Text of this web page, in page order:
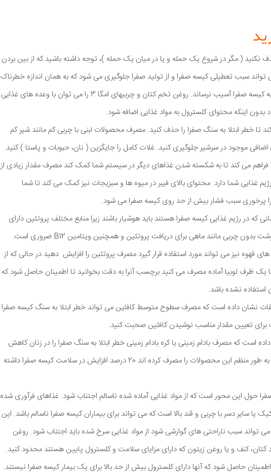
نکنید ( مگر در شروع یک حمله و یا در میان یک حمله )، توجه داشته باشید که از بین بردن
تواند سبب تعطیلی کیسه صفرا و از تولید صفرا جلوگیری می شود که به همان اندازه خطرناک
است لذا از چربی هایی استفاده کنید که به کیسه صفرا آسیب نرساند. روغن تخم کتان و چربیهای امگا 3 را می توان با وعده های غذایی
اینکه محتوای کلسترول به مواد غذایی اضافه شود.
تا خطر ابتلا به سنگ صفرا را حذف کنید. مصرف محصولات لبنی با چربی کم مانند شیر کم
موجود در سرشیر جلوگیری کنید. غلات کامل را جایگزین ( نان، حبوبات و پاستا ) کنید.
فراهم می کند تا به شکسته شدن غذاهای دیگر در سیستم شما کمک کند مصرف مقدار زیادی از
غذایی شما دارد. محتوای بالای فیبر در میوه ها و سبزیجات نیز کمک می کند تا شما
پرخوری سبب فشار بیش از حد روی کیسه صفرا می شود.
که در رژیم غذایی کیسه صفرا هستند باید هوشیار باشند زیرا منابع مختلف پروتئین دارای
روغن و چربی بالایی می باشد. مصرف گوشت بدون چربی مانند ماهی برای دریافت پروتئین و همچنین ویتامین B12 ضروری است.
قهوه نیز می تواند مورد استفاده قرار گیرد مصرف پروتئین را افزایش دهید در حالی که از
یک ظرف لوبیا آماده مصرف می کنید برچسب آنرا به دقت بخوانید تا اطمینان حاصل شود که
نشده باشد.
نشان داده است که مصرف سطوح متوسط کافئین می تواند خطر ابتلا به سنگ کیسه صفرا
تعیین مقدار مناسب نوشیدن کافئین صحبت کنید.
است که مصرف بادام زمینی یا کره بادام زمینی خطر ابتلا به سنگ صفرا را در زنان کاهش
می دهد. برخی مطالعات برای کسانی که به طور منظم این محصولات را مصرف کرده اند 20 درصد افزایش در سلامت کیسه صفرا داشته
حول این محور است که از مواد غذایی آماده شده ناسالم اجتناب شود. غذاهای فرآوری شده
یا سایر دسر با چربی و قند بالا است که می تواند برای بیماران کیسه صفرا ناسالم باشد. این
می تواند سبب ناراحتی های گوارشی شود از مواد غذایی سرخ شده باید اجتناب شود. روغن
کنف و یا روغن زیتون که دارای مزایای سلامت و کلسترول پایین هستند محدود کنید.
حاصل شود که آنها دارای کلسترول بیش از حد بالا برای یک بیمار کیسه صفرا نیستند.